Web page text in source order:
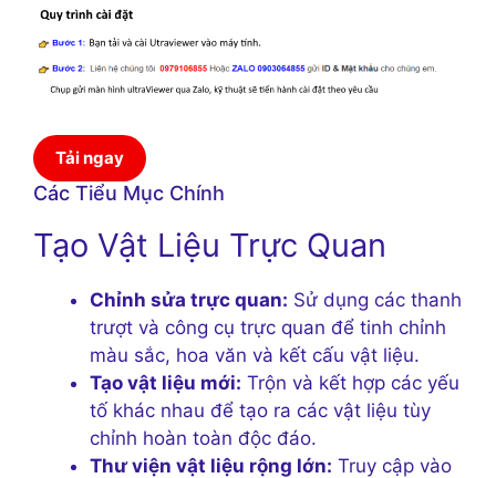
Tải ngay
Các Tiểu Mục Chính
Tạo Vật Liệu Trực Quan
Chỉnh sửa trực quan: Sử dụng các thanh
trượt và công cụ trực quan để tinh chỉnh
màu sắc, hoa văn và kết cấu vật liệu.
Tạo vật liệu mới: Trộn và kết hợp các yếu
tố khác nhau để tạo ra các vật liệu tùy
chỉnh hoàn toàn độc đáo.
Thư viện vật liệu rộng lớn: Truy cập vào